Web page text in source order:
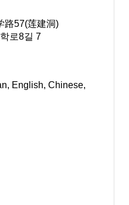
路57(莲建洞)
로8길 7
English, Chinese,